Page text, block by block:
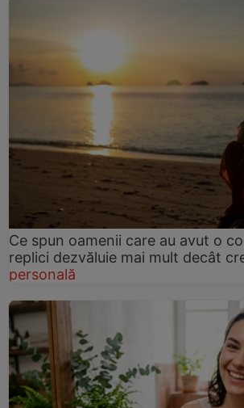
Ce spun oamenii care au avut o
replici dezvăluie mai mult decât
personală